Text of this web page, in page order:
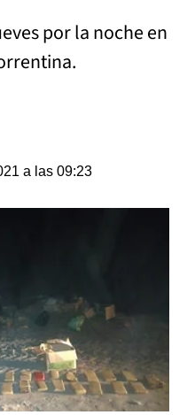
por la noche en
a las 09:23